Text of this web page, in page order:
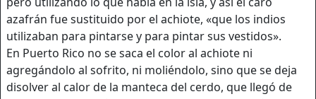
azafrán fue sustituido por el achiote, «que los indios
utilizaban para pintarse y para pintar sus vestidos».
En Puerto Rico no se saca el color al achiote ni
agregándolo al sofrito, ni moliéndolo, sino que se deja
disolver al calor de la manteca del cerdo, que llegó de